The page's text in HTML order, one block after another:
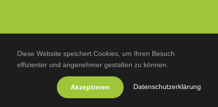
Diese Website speichert Cookies, um Ihren Besuch
effizienter und angenehmer gestalten zu können.
Akzeptieren Datenschutzerklärung